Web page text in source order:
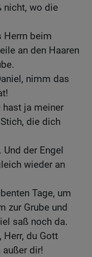
nicht, wo die
Herrn beim
an den Haaren
nimm das
hast ja meiner
die dich
der Engel
wieder an
Tage, um
zur Grube und
saß noch da.
Herr, du Gott
außer dir!